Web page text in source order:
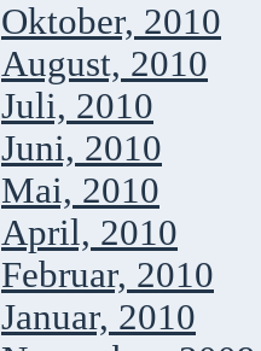
Oktober, 2010
August, 2010
Juli, 2010
Juni, 2010
Mai, 2010
April, 2010
Februar, 2010
Januar, 2010